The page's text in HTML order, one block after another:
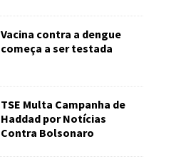
Vacina contra a dengue
começa a ser testada
TSE Multa Campanha de
Haddad por Notícias
Contra Bolsonaro